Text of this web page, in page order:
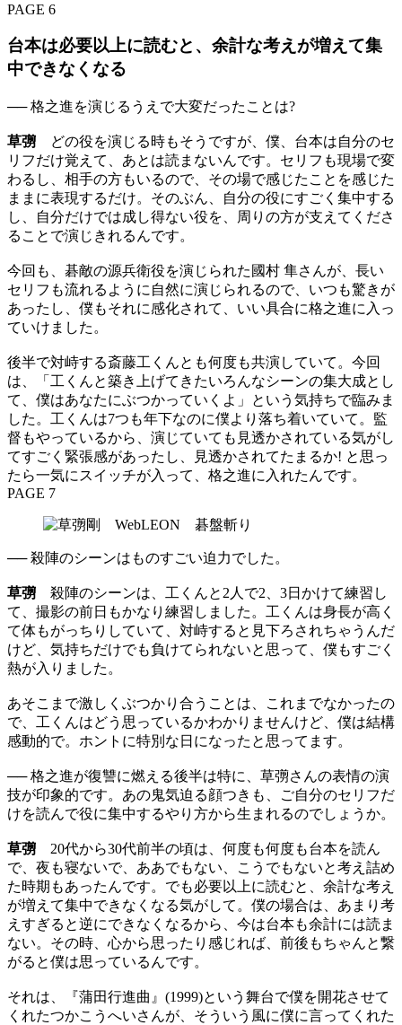
PAGE 6
台本は必要以上に読むと、余計な考えが増えて集
中できなくなる
── 格之進を演じるうえで大変だったことは?
草彅 どの役を演じる時もそうですが、僕、台本は自分のセ
リフだけ覚えて、あとは読まないんです。セリフも現場で変
わるし、相手の方もいるので、その場で感じたことを感じた
ままに表現するだけ。そのぶん、自分の役にすごく集中する
し、自分だけでは成し得ない役を、周りの方が支えてくださ
ることで演じきれるんです。
今回も、碁敵の源兵衛役を演じられた國村 隼さんが、長い
セリフも流れるように自然に演じられるので、いつも驚きが
あったし、僕もそれに感化されて、いい具合に格之進に入っ
ていけました。
後半で対峙する斎藤工くんとも何度も共演していて。今回
は、「工くんと築き上げてきたいろんなシーンの集大成とし
て、僕はあなたにぶつかっていくよ」という気持ちで臨みま
した。工くんは7つも年下なのに僕より落ち着いていて。監
督もやっているから、演じていても見透かされている気がし
てすごく緊張感があったし、見透かされてたまるか! と思っ
たら一気にスイッチが入って、格之進に入れたんです。
PAGE 7
── 殺陣のシーンはものすごい迫力でした。
草彅 殺陣のシーンは、工くんと2人で2、3日かけて練習し
て、撮影の前日もかなり練習しました。工くんは身長が高く
て体もがっちりしていて、対峙すると見下ろされちゃうんだ
けど、気持ちだけでも負けてられないと思って、僕もすごく
熱が入りました。
あそこまで激しくぶつかり合うことは、これまでなかったの
で、工くんはどう思っているかわかりませんけど、僕は結構
感動的で。ホントに特別な日になったと思ってます。
── 格之進が復讐に燃える後半は特に、草彅さんの表情の演
技が印象的です。あの鬼気迫る顔つきも、ご自分のセリフだ
けを読んで役に集中するやり方から生まれるのでしょうか。
草彅 20代から30代前半の頃は、何度も何度も台本を読ん
で、夜も寝ないで、ああでもない、こうでもないと考え詰め
た時期もあったんです。でも必要以上に読むと、余計な考え
が増えて集中できなくなる気がして。僕の場合は、あまり考
えすぎると逆にできなくなるから、今は台本も余計には読ま
ない。その時、心から思ったり感じれば、前後もちゃんと繋
がると僕は思っているんです。
それは、『蒲田行進曲』(1999)という舞台で僕を開花させて
くれたつかこうへいさんが、そういう風に僕に言ってくれた